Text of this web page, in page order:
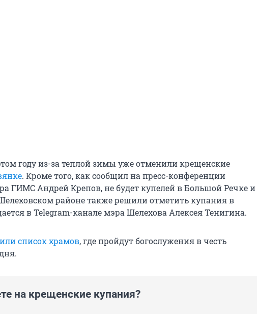
году из-за теплой зимы уже отменили крещенские
. Кроме того, как сообщил на пресс-конференции
ГИМС Андрей Крепов, не будет купелей в Большой Речке и
районе также решили отметить купания в
в Telegram-канале мэра Шелехова Алексея Тенигина.
список храмов, где пройдут богослужения в честь
на крещенские купания?